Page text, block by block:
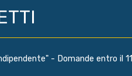
- Domande entro il 11